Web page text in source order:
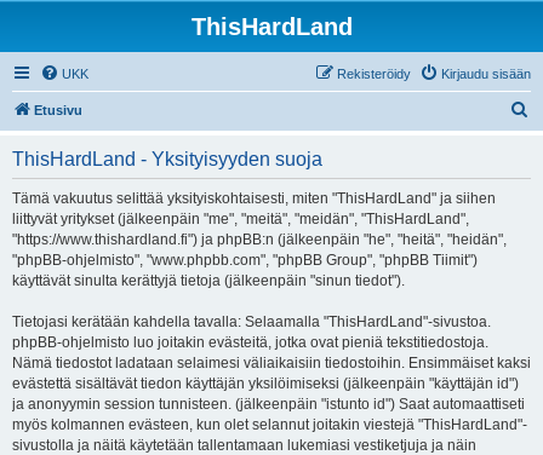
ThisHardLand
UKK Kirjaudu sisään
Rekisteröidy
Etusivu
ThisHardLand - Yksityisyyden suoja
Tämä vakuutus selittää yksityiskohtaisesti, miten "ThisHardLand" ja siihen
liittyvät yritykset (jälkeenpäin "me", "meitä", "meidän", "ThisHardLand",
"https://www.thishardland.fi") ja phpBB:n (jälkeenpäin "he", "heitä", "heidän",
"phpBB-ohjelmisto", "www.phpbb.com", "phpBB Group", "phpBB Tiimit")
käyttävät sinulta kerättyjä tietoja (jälkeenpäin "sinun tiedot").
Tietojasi kerätään kahdella tavalla: Selaamalla "ThisHardLand"-sivustoa.
phpBB-ohjelmisto luo joitakin evästeitä, jotka ovat pieniä tekstitiedostoja.
Nämä tiedostot ladataan selaimesi väliaikaisiin tiedostoihin. Ensimmäiset kaksi
evästettä sisältävät tiedon käyttäjän yksilöimiseksi (jälkeenpäin "käyttäjän id")
ja anonyymin session tunnisteen. (jälkeenpäin "istunto id") Saat automaattiseti
myös kolmannen evästeen, kun olet selannut joitakin viestejä "ThisHardLand"-
sivustolla ja näitä käytetään tallentamaan lukemiasi vestiketjuja ja näin